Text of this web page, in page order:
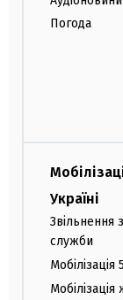
Погода
Україні
Звільнення
служби
Мобілізація
Мобілізація